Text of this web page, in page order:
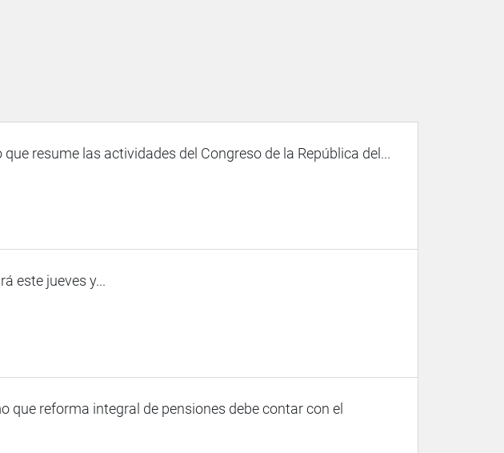
resume las actividades del Congreso de la República del...
este jueves y...
que reforma integral de pensiones debe contar con el